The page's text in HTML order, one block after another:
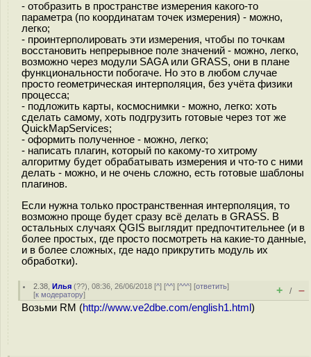
- отобразить в пространстве измерения какого-то
параметра (по координатам точек измерения) - можно,
легко;
- проинтерполировать эти измерения, чтобы по точкам
восстановить непрерывное поле значений - можно, легко,
возможно через модули SAGA или GRASS, они в плане
функциональности побогаче. Но это в любом случае
просто геометрическая интерполяция, без учёта физики
процесса;
- подложить карты, космоснимки - можно, легко: хоть
сделать самому, хоть подгрузить готовые через тот же
QuickMapServices;
- оформить полученное - можно, легко;
- написать плагин, который по какому-то хитрому
алгоритму будет обрабатывать измерения и что-то с ними
делать - можно, и не очень сложно, есть готовые шаблоны
плагинов.
Если нужна только пространственная интерполяция, то
возможно проще будет сразу всё делать в GRASS. В
остальных случаях QGIS выглядит предпочтительнее (и в
более простых, где просто посмотреть на какие-то данные,
и в более сложных, где надо прикрутить модуль их
обработки).
2.38 ,Илья (??), 08:36, 26/06/2018 [^] [^^] [^^^] [ответить]
[к модератору] + / –
Возьми RM (http://www.ve2dbe.com/english1.html )